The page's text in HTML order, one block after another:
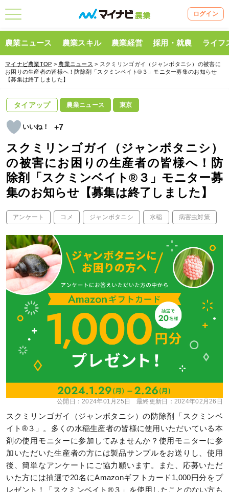
ログイン
農業ニュース 農業スキル 農業経営 採用・就農 ライフ
マイナビ農業TOP > 農業ニュース > スクミリンゴガイ（ジャンボタニシ）の被害に
お困りの生産者の皆様へ！防除剤「スクミンベイト®３」モニター募集のお知らせ
【募集は終了しました】
タイアップ 農業ニュース 東京
+7
スクミリンゴガイ（ジャンボタニシ）
の被害にお困りの生産者の皆様へ！防
除剤「スクミンベイト®３」モニター募
集のお知らせ【募集は終了しました】
アンケート コメ ジャンボタニシ 水稲 病害虫対策
公開日：2024年01月25日 最終更新日： 2024年02月26日
スクミリンゴガイ（ジャンボタニシ）の防除剤「スクミンベ
イト®３」。多くの水稲生産者の皆様に使用いただいている本
剤の使用モニターに参加してみませんか？使用モニターに参
加いただいた生産者の方には製品サンプルをお送りし、使用
後、簡単なアンケートにご協力願います。また、応募いただ
いた方には抽選で20名にAmazonギフトカード1,000円分をプ
レゼント！「スクミンベイト®３」を使用したことのない方も